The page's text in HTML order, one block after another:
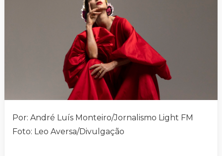
Por: André Luís Monteiro/Jornalismo Light FM
Foto: Leo Aversa/Divulgação